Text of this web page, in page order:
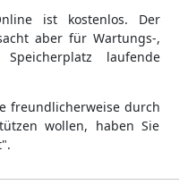
ist kostenlos. Der
aber für Wartungs-,
laufende
freundlicherweise durch
wollen, haben Sie